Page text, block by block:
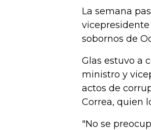
La semana
sobornos de
Glas estuvo a
ministro y
actos de
Correa, quien
"No se